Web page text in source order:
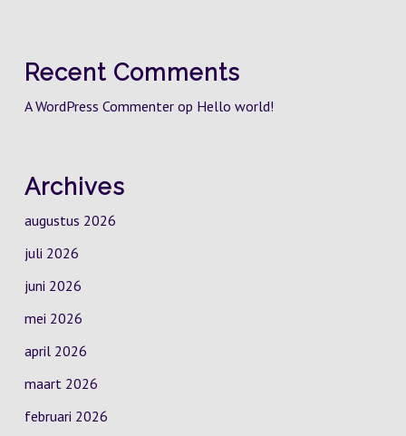
Recent Comments
A WordPress Commenterop Hello world!
Archives
augustus 2026
juli 2026
juni 2026
mei 2026
april 2026
maart 2026
februari 2026